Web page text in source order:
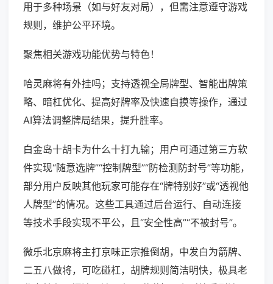
用于多种场景（如与好友对局），但需注意遵守游戏
规则，维护公平环境。
聚焦相关游戏功能优势与特色！
哈灵麻将有外挂吗；支持透视全局牌型、智能出牌策
略、暗杠优化、提高好牌率及快速自摸等操作，通过
AI算法调整牌局结果，提升胜率。
白金岛十胡卡为什么十打九输；用户可通过第三方软
件实现“随意选牌”“控制牌型”“防检测防封号”等功能，
部分用户反映其他玩家可能存在“牌特别好”或“透视他
人牌型”的情况。这些工具通过后台运行、自动连接
等技术手段实现不平公，且“安全性高”“不被封号”。
微乐北京麻将主打京味正宗推倒胡，中发白为箭牌、
二五八做将，可吃碰杠，胡牌规则简洁明快，极具老